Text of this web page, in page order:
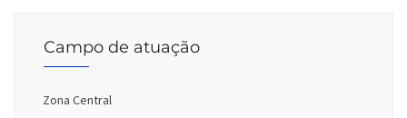
Campo de atuação
Zona Central